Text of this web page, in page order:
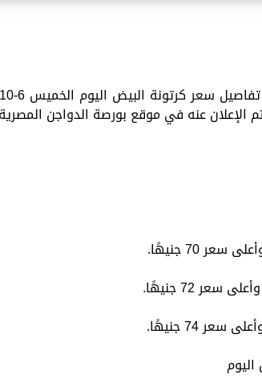
الإعلان عنه في موقع بورصة الدواجن